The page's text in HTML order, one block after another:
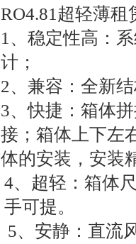
RO4.81超轻薄
1、稳定性高：
计；
2、兼容：全新
3、快捷：箱体
接；箱体上下左
体的安装，安装
4、超轻：箱体
手可提。
5、安静：直流